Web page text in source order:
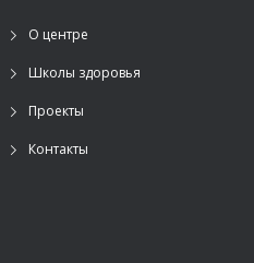
О центре
Школы здоровья
Проекты
Контакты